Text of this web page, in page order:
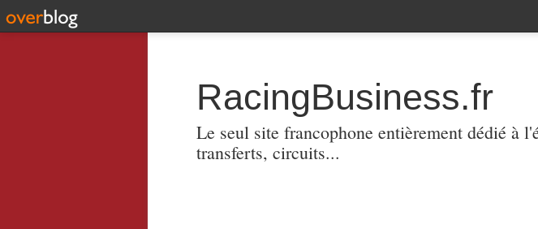
RacingBusiness.fr
Le seul site francophone entièrement dédié à
transferts, circuits...